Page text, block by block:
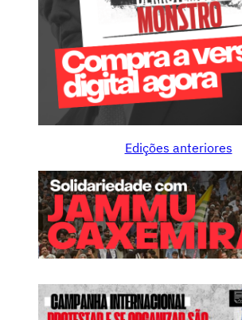
Edições anteriores